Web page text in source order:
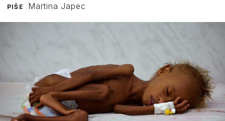
PIŠE Martina Japec